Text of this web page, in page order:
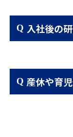
入社後の
産休や育